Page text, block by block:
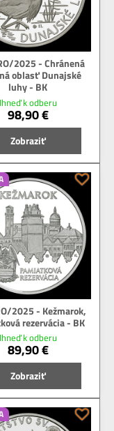
2025 - Chránená
oblasť Dunajské
luhy - BK
Ihneď k odberu
98,90 €
Zobraziť
2025 - Kežmarok,
rezervácia - BK
Ihneď k odberu
89,90 €
Zobraziť